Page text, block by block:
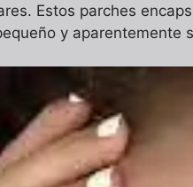
Estos parches
y aparentemente